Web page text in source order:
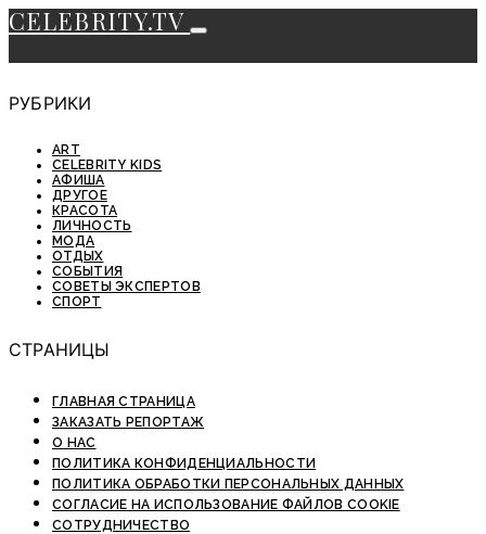
CELEBRITY.TV
РУБРИКИ
ART
CELEBRITY KIDS
АФИША
ДРУГОЕ
КРАСОТА
ЛИЧНОСТЬ
МОДА
ОТДЫХ
СОБЫТИЯ
СОВЕТЫ ЭКСПЕРТОВ
СПОРТ
СТРАНИЦЫ
ГЛАВНАЯ СТРАНИЦА
ЗАКАЗАТЬ РЕПОРТАЖ
О НАС
ПОЛИТИКА КОНФИДЕНЦИАЛЬНОСТИ
ПОЛИТИКА ОБРАБОТКИ ПЕРСОНАЛЬНЫХ ДАННЫХ
СОГЛАСИЕ НА ИСПОЛЬЗОВАНИЕ ФАЙЛОВ COOKIE
СОТРУДНИЧЕСТВО